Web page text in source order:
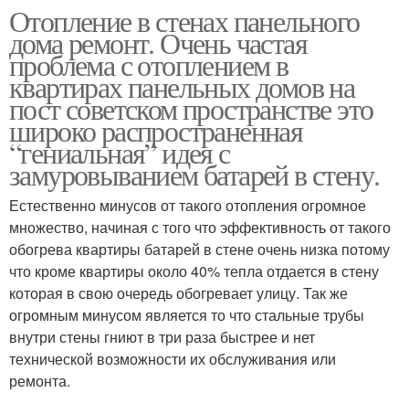
Отопление в стенах панельного
дома ремонт. Очень частая
проблема с отоплением в
квартирах панельных домов на
пост советском пространстве это
широко распространенная
“гениальная” идея с
замуровыванием батарей в стену.
Естественно минусов от такого отопления огромное
множество, начиная с того что эффективность от такого
обогрева квартиры батарей в стене очень низка потому
что кроме квартиры около 40% тепла отдается в стену
которая в свою очередь обогревает улицу. Так же
огромным минусом является то что стальные трубы
внутри стены гниют в три раза быстрее и нет
технической возможности их обслуживания или
ремонта.